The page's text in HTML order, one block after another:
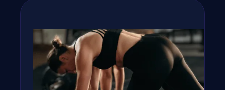
Fogyj, izmosodj te is a
GetFIT App-al!
Kalória és tápanyag terv, több száz recept,